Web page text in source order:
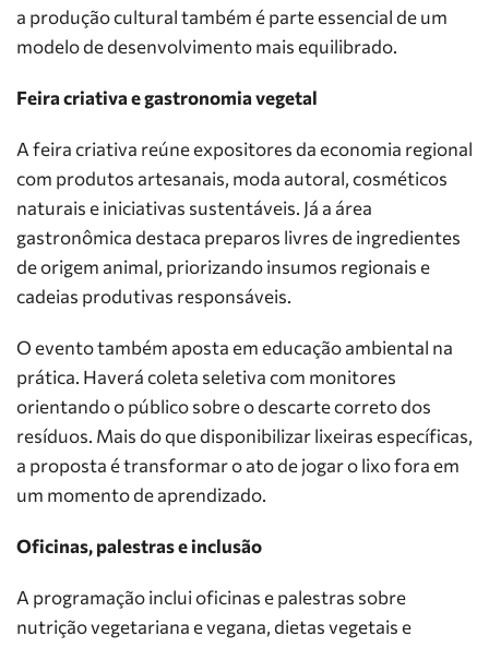
a produção cultural também é parte essencial de um
modelo de desenvolvimento mais equilibrado.
Feira criativa e gastronomia vegetal
A feira criativa reúne expositores da economia regional
com produtos artesanais, moda autoral, cosméticos
naturais e iniciativas sustentáveis. Já a área
gastronômica destaca preparos livres de ingredientes
de origem animal, priorizando insumos regionais e
cadeias produtivas responsáveis.
O evento também aposta em educação ambiental na
prática. Haverá coleta seletiva com monitores
orientando o público sobre o descarte correto dos
resíduos. Mais do que disponibilizar lixeiras específicas,
a proposta é transformar o ato de jogar o lixo fora em
um momento de aprendizado.
Oficinas, palestras e inclusão
A programação inclui oficinas e palestras sobre
nutrição vegetariana e vegana, dietas vegetais e